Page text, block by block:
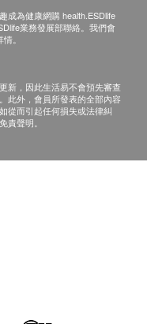
風扇 (原價$398)
成為健康網購 health.ESDlife
業務發展部聯絡。我們會
。
新，因此生活易不會預先審查
此外，會員所發表的全部內容
從而引起任何損失或法律糾
聲明。